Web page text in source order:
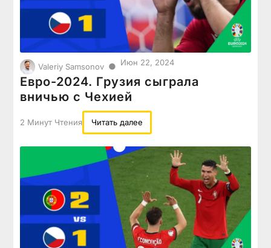
Valeriy Samsonov ● Июн 22, 2024
Евро-2024. Грузия сыграла
вничью с Чехией
2 Минут Чтения Читать далее